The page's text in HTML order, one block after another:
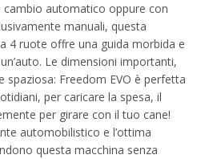
cambio automatico oppure con
manuali, questa
4 ruote offre una guida morbida e
Le dimensioni importanti,
Freedom EVO è perfetta
per caricare la spesa, il
per girare con il tuo cane!
automobilistico e l’ottima
questa macchina senza